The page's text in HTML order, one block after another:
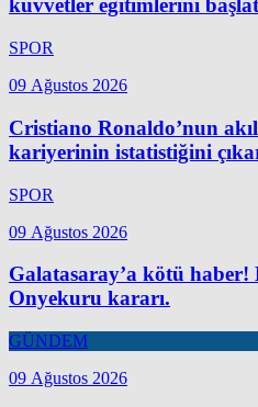
kuvvetler eğitimlerini
SPOR
09 Ağustos 2026
Cristiano Ronaldo’nun
kariyerinin istatistiğini
SPOR
09 Ağustos 2026
Galatasaray’a kötü haber!
Onyekuru kararı.
GÜNDEM
09 Ağustos 2026